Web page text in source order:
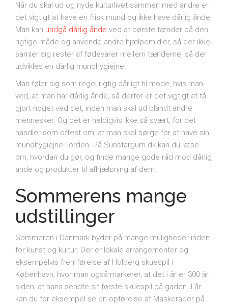
Når du skal ud og nyde kulturlivet sammen med andre er
det vigtigt at have en frisk mund og ikke have dårlig ånde.
Man kan undgå dårlig ånde ved at børste tænder på den
rigtige måde og anvende andre hjælpemidler, så der ikke
samler sig rester af fødevarer mellem tænderne, så der
udvikles en dårlig mundhygiejne.
Man føler sig som regel rigtig dårligt til mode, hvis man
ved, at man har dårlig ånde, så derfor er det vigtigt at få
gjort noget ved det, inden man skal ud blandt andre
mennesker. Og det er heldigvis ikke så svært, for det
handler som oftest om, at man skal sørge for at have sin
mundhygiejne i orden. På Sunstargum.dk kan du læse
om, hvordan du gør, og finde mange gode råd mod dårlig
ånde og produkter til afhjælpning af dem.
Sommerens mange
udstillinger
Sommeren i Danmark byder på mange muligheder inden
for kunst og kultur. Der er lokale arrangementer og
eksempelvis fremførelse af Holberg skuespil i
København, hvor man også markerer, at det i år er 300 år
siden, at hans sendte sit første skuespil på gaden. I år
kan du for eksempel se en opførelse af Maskerader på